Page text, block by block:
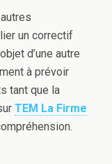
un correctif
d’une autre
à prévoir
tant que la
TEM La Firme